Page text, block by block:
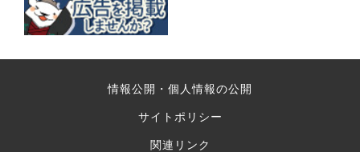
情報公開・個人情報の公開
サイトポリシー
関連リンク